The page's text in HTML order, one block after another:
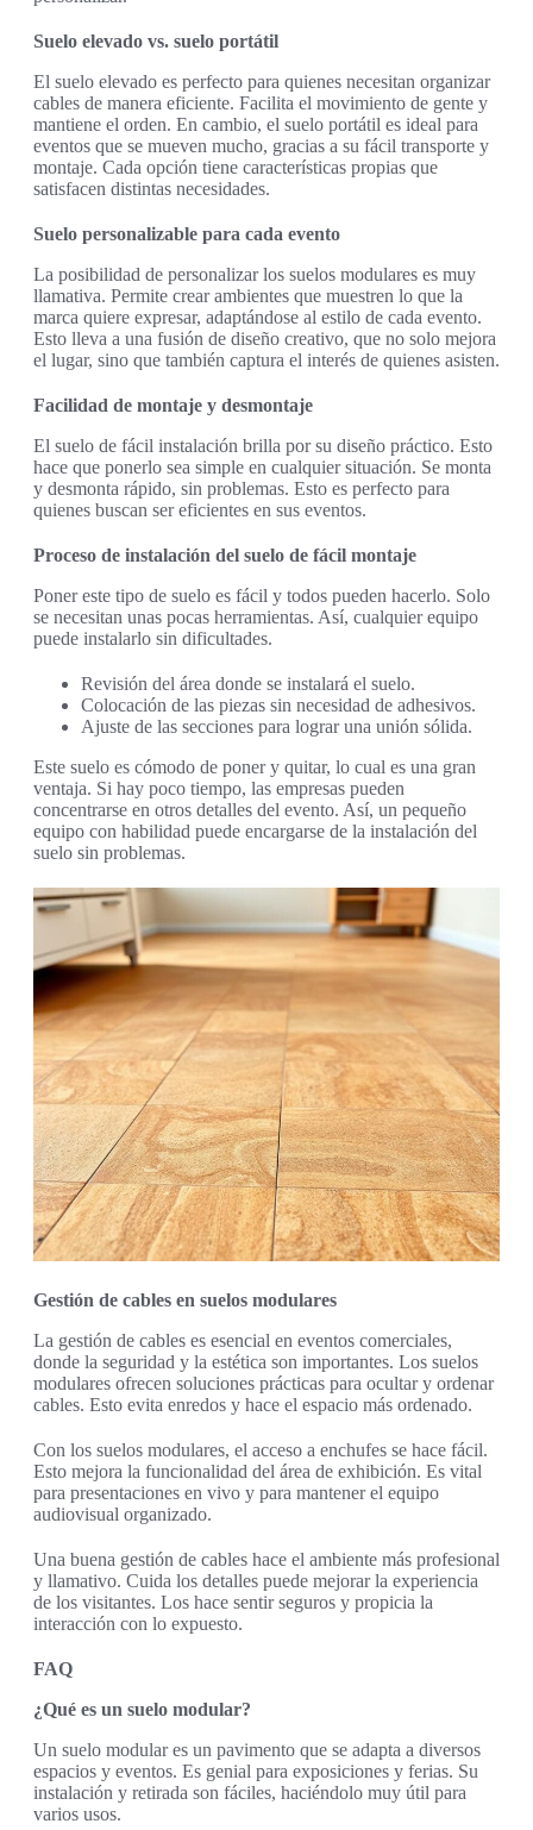
Suelo elevado vs. suelo portátil
El suelo elevado es perfecto para quienes necesitan organizar
cables de manera eficiente. Facilita el movimiento de gente y
mantiene el orden. En cambio, el suelo portátil es ideal para
eventos que se mueven mucho, gracias a su fácil transporte y
montaje. Cada opción tiene características propias que
satisfacen distintas necesidades.
Suelo personalizable para cada evento
La posibilidad de personalizar los suelos modulares es muy
llamativa. Permite crear ambientes que muestren lo que la
marca quiere expresar, adaptándose al estilo de cada evento.
Esto lleva a una fusión de diseño creativo, que no solo mejora
el lugar, sino que también captura el interés de quienes asisten.
Facilidad de montaje y desmontaje
El suelo de fácil instalación brilla por su diseño práctico. Esto
hace que ponerlo sea simple en cualquier situación. Se monta
y desmonta rápido, sin problemas. Esto es perfecto para
quienes buscan ser eficientes en sus eventos.
Proceso de instalación del suelo de fácil montaje
Poner este tipo de suelo es fácil y todos pueden hacerlo. Solo
se necesitan unas pocas herramientas. Así, cualquier equipo
puede instalarlo sin dificultades.
Revisión del área donde se instalará el suelo.
Colocación de las piezas sin necesidad de adhesivos.
Ajuste de las secciones para lograr una unión sólida.
Este suelo es cómodo de poner y quitar, lo cual es una gran
ventaja. Si hay poco tiempo, las empresas pueden
concentrarse en otros detalles del evento. Así, un pequeño
equipo con habilidad puede encargarse de la instalación del
suelo sin problemas.
Gestión de cables en suelos modulares
La gestión de cables es esencial en eventos comerciales,
donde la seguridad y la estética son importantes. Los suelos
modulares ofrecen soluciones prácticas para ocultar y ordenar
cables. Esto evita enredos y hace el espacio más ordenado.
Con los suelos modulares, el acceso a enchufes se hace fácil.
Esto mejora la funcionalidad del área de exhibición. Es vital
para presentaciones en vivo y para mantener el equipo
audiovisual organizado.
Una buena gestión de cables hace el ambiente más profesional
y llamativo. Cuida los detalles puede mejorar la experiencia
de los visitantes. Los hace sentir seguros y propicia la
interacción con lo expuesto.
FAQ
¿Qué es un suelo modular?
Un suelo modular es un pavimento que se adapta a diversos
espacios y eventos. Es genial para exposiciones y ferias. Su
instalación y retirada son fáciles, haciéndolo muy útil para
varios usos.